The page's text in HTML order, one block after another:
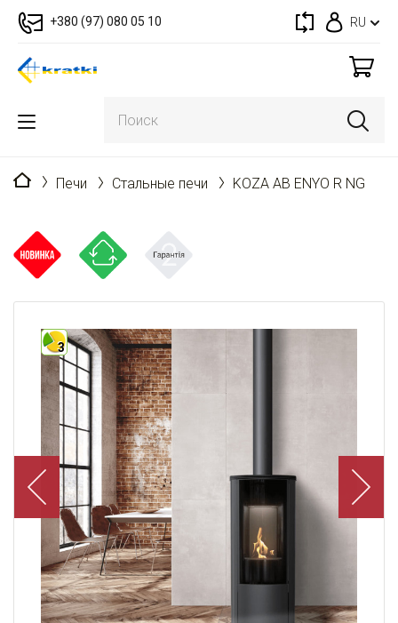
+380 (97) 080 05 10 RU
Главная
Печи Стальные печи KOZA AB ENYO R NG
3